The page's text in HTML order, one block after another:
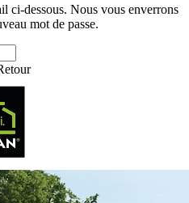
ci-dessous. Nous vous enverrons
mot de passe.